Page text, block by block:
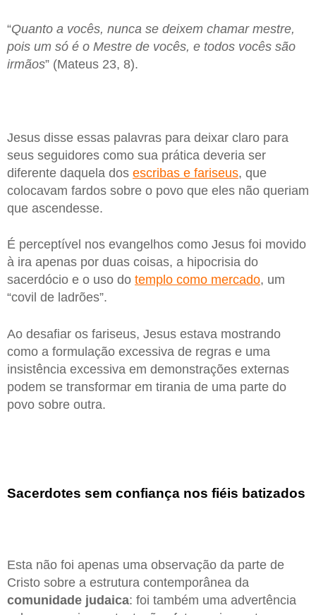
“Quanto a vocês, nunca se deixem chamar mestre,
pois um só é o Mestre de vocês, e todos vocês são
irmãos” (Mateus 23, 8).
Jesus disse essas palavras para deixar claro para
seus seguidores como sua prática deveria ser
diferente daquela dos escribas e fariseus, que
colocavam fardos sobre o povo que eles não queriam
que ascendesse.
É perceptível nos evangelhos como Jesus foi movido
à ira apenas por duas coisas, a hipocrisia do
sacerdócio e o uso do templo como mercado, um
“covil de ladrões”.
Ao desafiar os fariseus, Jesus estava mostrando
como a formulação excessiva de regras e uma
insistência excessiva em demonstrações externas
podem se transformar em tirania de uma parte do
povo sobre outra.
Sacerdotes sem confiança nos fiéis batizados
Esta não foi apenas uma observação da parte de
Cristo sobre a estrutura contemporânea da
comunidade judaica: foi também uma advertência